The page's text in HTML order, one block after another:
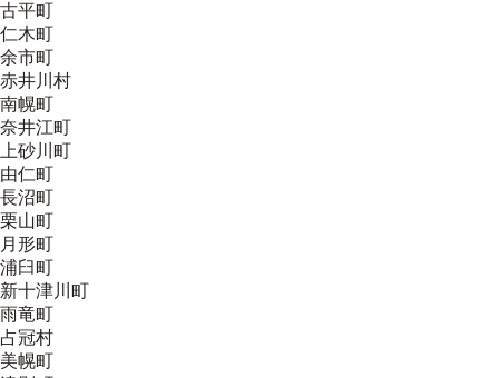
古平町
仁木町
余市町
赤井川村
南幌町
奈井江町
上砂川町
由仁町
長沼町
栗山町
月形町
浦臼町
新十津川町
雨竜町
占冠村
美幌町